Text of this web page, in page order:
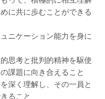
に共に歩むことができる
ニケーション能力を身に
思考と批判的精神を駆使
課題に向き合えること
深く理解し、その一員と
ること